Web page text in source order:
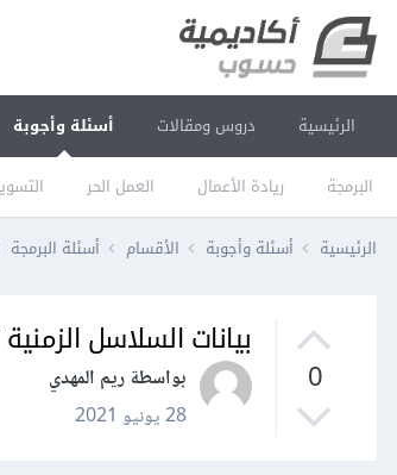
الرئيسية دروس ومقالات أسئلة وأجوبة
البرمجة ريادة الأعمال العمل الحر
الرئيسية أسئلة وأجوبة الأقسام أسئلة البرمجة
0
بيانات السلاسل
بواسطة ريم المهدي
28 يونيو 2021